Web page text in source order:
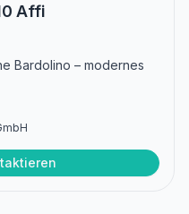
Affi
Bardolino – modernes